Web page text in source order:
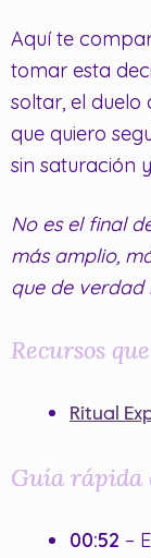
Aquí te
tomar esta
soltar, el
que quiero
sin saturación
No es el final
más amplio,
que de verdad
Recursos
Ritual
Guía rápida
00:52 –